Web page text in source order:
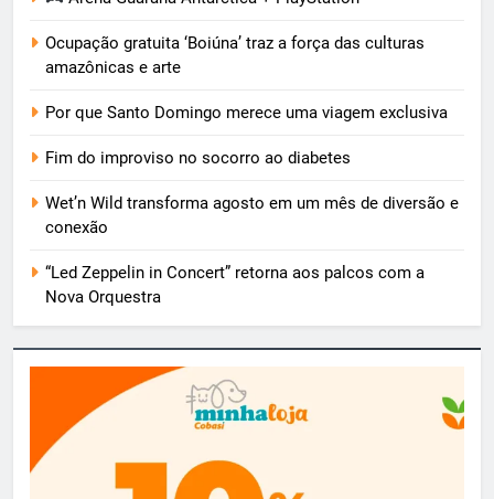
Ocupação gratuita ‘Boiúna’ traz a força das culturas
amazônicas e arte
Por que Santo Domingo merece uma viagem exclusiva
Fim do improviso no socorro ao diabetes
Wet’n Wild transforma agosto em um mês de diversão e
conexão
“Led Zeppelin in Concert” retorna aos palcos com a
Nova Orquestra